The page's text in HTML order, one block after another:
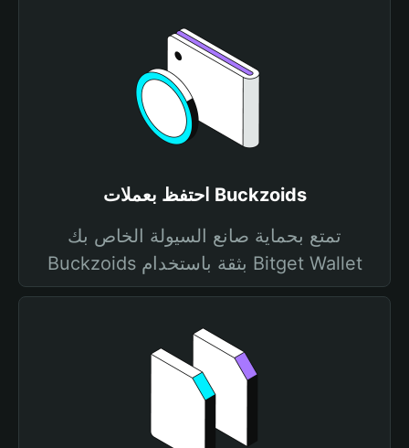
احتفظ بعملات Buckzoids
تمتع بحماية صانع السيولة الخاص بك
Buckzoids بثقة باستخدام Bitget Wallet